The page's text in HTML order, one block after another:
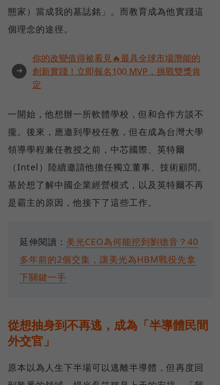
態家）當成我的墓誌銘」。而教育成為他實踐這
個理念的途徑。
➜
你的改變值得被看見🔥最具全球市場潛能的
創新實踐！立即報名100 MVP，挑戰雙獎肯
定
一開始，他想辦一所軟體學校，但和合作方談不
攏。後來，應邀到學校任教，但在成為台灣大學
領導學程兼任教授之前，中芯國際、英特爾
（Intel）陸續邀請他擔任獨立董事、技術顧問。
基於想了解中國企業經營模式，以及英特爾不再
是霸主的原因，他接下了這些工作。
延伸閱讀： 美光CEO為何能挖到劉德音？40
多年前的2個交集，讓美光為HBM戰役先拿
下關鍵一手
從想抽身到不再逃，成為「半導體民間
外交官」
原本以為人生下半場可以逃離半導體，但再度回